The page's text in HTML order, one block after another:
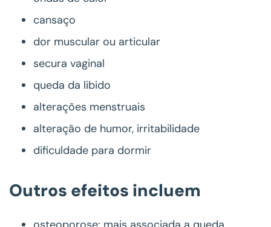
cansaço
dor muscular ou articular
secura vaginal
queda da libido
alterações menstruais
alteração de humor, irritabilidade
dificuldade para dormir
Outros efeitos incluem